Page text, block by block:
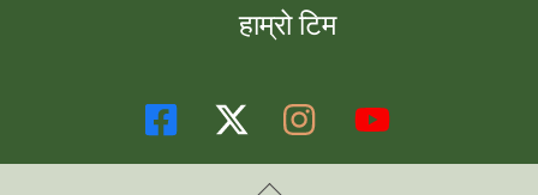
हाम्रो टिम
Back